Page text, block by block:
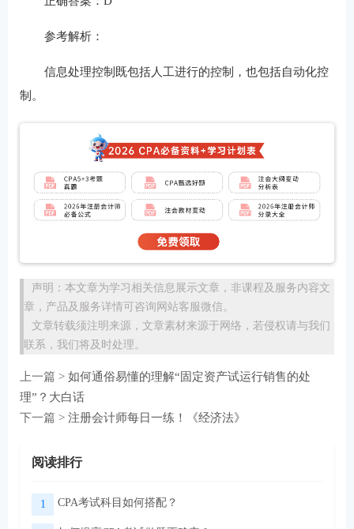
参考解析：
信息处理控制既包括人工进行的控制，也包括自动化控
制。
声明：本文章为学习相关信息展示文章，非课程及服务内容文
章，产品及服务详情可咨询网站客服微信。
文章转载须注明来源，文章素材来源于网络，若侵权请与我们
联系，我们将及时处理。
上一篇 > 如何通俗易懂的理解“固定资产试运行销售的处
理”？大白话
下一篇 > 注册会计师每日一练！《经济法》
阅读排行
1 CPA考试科目如何搭配？